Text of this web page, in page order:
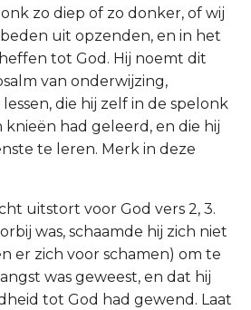
zo diep of zo donker, of wij
uit opzenden, en in het
tot God. Hij noemt dit
van onderwijzing,
die hij zelf in de spelonk
knieën had geleerd, en die hij
te leren. Merk in deze
uitstort voor God vers 2, 3.
was, schaamde hij zich niet
er zich voor schamen) om te
was geweest, en dat hij
tot God had gewend. Laat